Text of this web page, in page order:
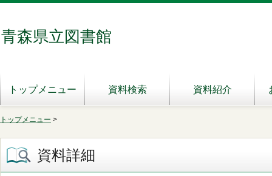
青森県立図書館
トップメニュー 資料検索 資料紹介
トップメニュー >
資料詳細